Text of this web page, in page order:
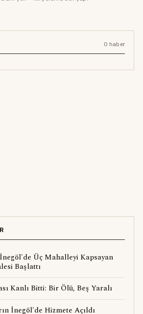
0 haber
Üç Mahalleyi Kapsayan
Başlattı
Kanlı Bitti: Bir Ölü, Beş Yaralı
İnegöl'de Hizmete Açıldı